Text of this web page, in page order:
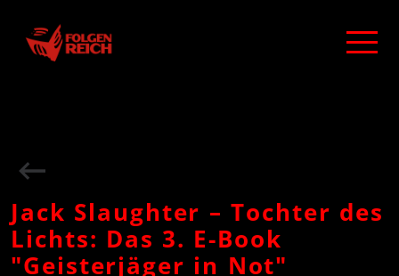
Jack Slaughter – Tochter des
Lichts: Das 3. E-Book
"Geisterjäger in Not"